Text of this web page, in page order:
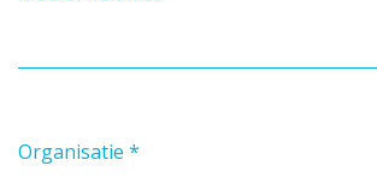
Organisatie *